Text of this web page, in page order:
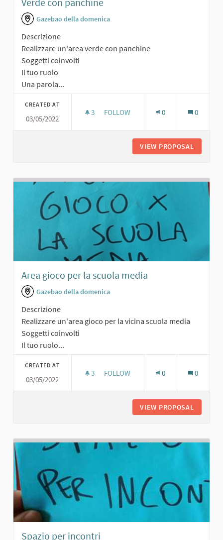
Gazebao della domenica
Descrizione
Realizzare un'area verde con panchine
Soggetti coinvolti
Il tuo ruolo
Una parola...
CREATED AT
03/05/2022
3 3 FOLLOWERS
FOLLOW 0 0
VIEW PROPOSAL
Area gioco per la scuola media
Gazebao della domenica
Descrizione
Realizzare un'area gioco per la vicina scuola media
Soggetti coinvolti
Il tuo ruolo...
CREATED AT
03/05/2022
3 3 FOLLOWERS
FOLLOW 0 0
VIEW PROPOSAL
Spazio per incontri